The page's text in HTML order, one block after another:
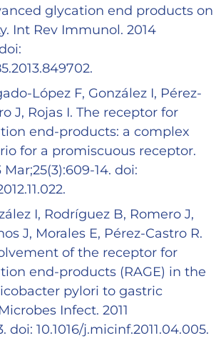
glycation end products on
Int Rev Immunol. 2014
López F, González I, Pérez-
J, Rojas I. The receptor for
end-products: a complex
for a promiscuous receptor.
14. doi:
I, Rodríguez B, Romero J,
J, Morales E, Pérez-Castro R.
of the receptor for
end-products (RAGE) in the
pylori to gastric
Infect. 2011
doi: 10.1016/j.micinf.2011.04.005.